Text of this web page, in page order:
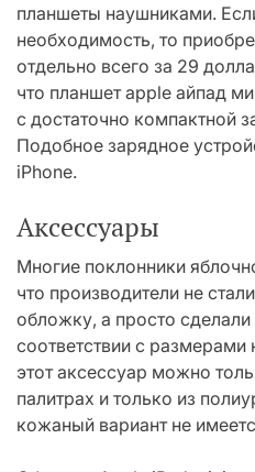
планшеты наушниками.
необходимость, то
отдельно всего за 29
что планшет apple айпад
с достаточно компактной
Подобное зарядное
iPhone.
Аксессуары
Многие поклонники
что производители не
обложку, а просто
соответствии с размерами
этот аксессуар можно
палитрах и только из
кожаный вариант не